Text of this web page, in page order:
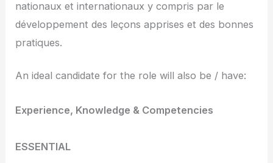
nationaux et internationaux y compris par le
développement des leçons apprises et des bonnes
pratiques.
An ideal candidate for the role will also be / have:
Experience, Knowledge & Competencies
ESSENTIAL